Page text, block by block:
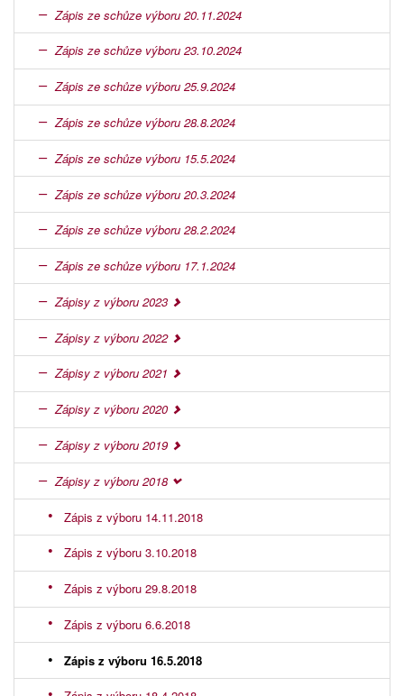
Zápis ze schůze výboru 20.11.2024
Zápis ze schůze výboru 23.10.2024
Zápis ze schůze výboru 25.9.2024
Zápis ze schůze výboru 28.8.2024
Zápis ze schůze výboru 15.5.2024
Zápis ze schůze výboru 20.3.2024
Zápis ze schůze výboru 28.2.2024
Zápis ze schůze výboru 17.1.2024
Zápisy z výboru 2023
Zápisy z výboru 2022
Zápisy z výboru 2021
Zápisy z výboru 2020
Zápisy z výboru 2019
Zápisy z výboru 2018
Zápis z výboru 14.11.2018
Zápis z výboru 3.10.2018
Zápis z výboru 29.8.2018
Zápis z výboru 6.6.2018
Zápis z výboru 16.5.2018